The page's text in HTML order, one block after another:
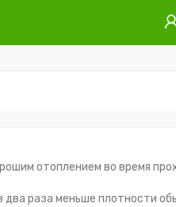
отоплением во время
два раза меньше плотности